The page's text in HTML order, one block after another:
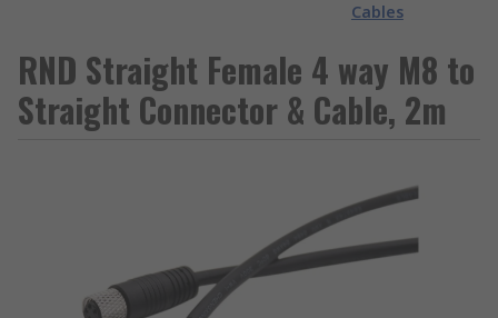
Cables
RND Straight Female 4 way M8 to
Straight Connector & Cable, 2m